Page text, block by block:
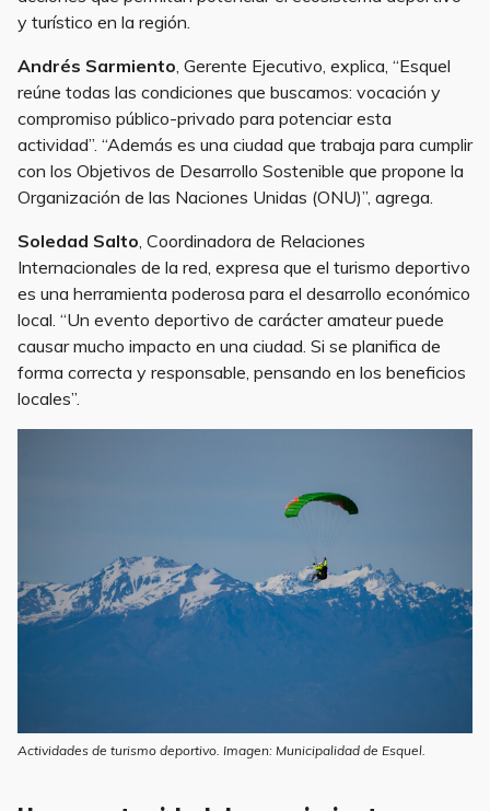
y turístico en la región.
Andrés Sarmiento, Gerente Ejecutivo, explica, “Esquel
reúne todas las condiciones que buscamos: vocación y
compromiso público-privado para potenciar esta
actividad”. “Además es una ciudad que trabaja para cumplir
con los Objetivos de Desarrollo Sostenible que propone la
Organización de las Naciones Unidas (ONU)”, agrega.
Soledad Salto, Coordinadora de Relaciones
Internacionales de la red, expresa que el turismo deportivo
es una herramienta poderosa para el desarrollo económico
local. “Un evento deportivo de carácter amateur puede
causar mucho impacto en una ciudad. Si se planifica de
forma correcta y responsable, pensando en los beneficios
locales”.
Actividades de turismo deportivo. Imagen: Municipalidad de Esquel.